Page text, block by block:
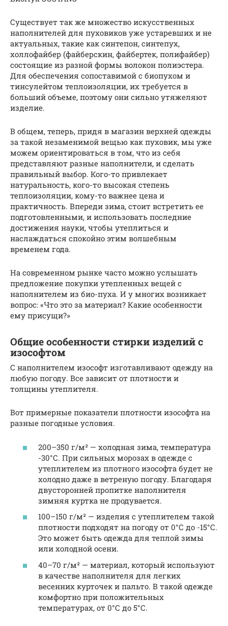
Существует так же множество искусственных
наполнителей для пуховиков уже устаревших и не
актуальных, такие как синтепон, синтепух,
холлофайбер (файберскин, файбертек, полифайбер)
состоящие из разной формы волокон полиэстера.
Для обеспечения сопоставимой с биопухом и
тинсулейтом теплоизоляции, их требуется в
больший объеме, поэтому они сильно утяжеляют
изделие.
В общем, теперь, придя в магазин верхней одежды
за такой незаменимой вещью как пуховик, мы уже
можем ориентироваться в том, что из себя
представляют разные наполнители, и сделать
правильный выбор. Кого-то привлекает
натуральность, кого-то высокая степень
теплоизоляции, кому-то важнее цена и
практичность. Впереди зима, стоит встретить ее
подготовленными, и использовать последние
достижения науки, чтобы утеплиться и
наслаждаться спокойно этим волшебным
временем года.
На современном рынке часто можно услышать
предложение покупки утепленных вещей с
наполнителем из био-пуха. И у многих возникает
вопрос: «Что это за материал? Какие особенности
ему присущи?»
Общие особенности стирки изделий с
изософтом
С наполнителем изософт изготавливают одежду на
любую погоду. Все зависит от плотности и
толщины утеплителя.
Вот примерные показатели плотности изософта на
разные погодные условия.
200–350 г/м² — холодная зима, температура
-30°С. При сильных морозах в одежде с
утеплителем из плотного изософта будет не
холодно даже в ветреную погоду. Благодаря
двусторонней пропитке наполнителя
зимняя куртка не продувается.
100–150 г/м² — изделия с утеплителем такой
плотности подходят на погоду от 0°С до -15°С.
Это может быть одежда для теплой зимы
или холодной осени.
40–70 г/м² — материал, который используют
в качестве наполнителя для легких
весенних курточек и пальто. В такой одежде
комфортно при положительных
температурах, от 0°С до 5°С.